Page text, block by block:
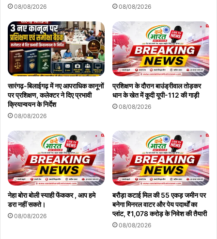
08/08/2026 08/08/2026
सारंगढ़-बिलाईगढ़ में नए आपराधिक कानूनों
पर प्रशिक्षण, कलेक्टर ने दिए प्रभावी
क्रियान्वयन के निर्देश
08/08/2026
प्रशिक्षण के दौरान बाउंड्रीवाल तोड़कर
धान के खेत में कूदी यूपी-112 की गाड़ी
08/08/2026
नेहा बोरा बोली स्याही फेंककर , आप हमे
डरा नहीं सकते।
08/08/2026
बरौड़ा कटाई मिल की 55 एकड़ जमीन पर
बनेगा मिनरल वाटर और पेय पदार्थों का
प्लांट, ₹1,078 करोड़ के निवेश की तैयारी
08/08/2026